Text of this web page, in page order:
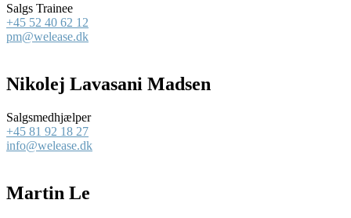
Salgs Trainee
+45 52 40 62 12
pm@welease.dk
Nikolej Lavasani Madsen
Salgsmedhjælper
+45 81 92 18 27
info@welease.dk
Martin Le